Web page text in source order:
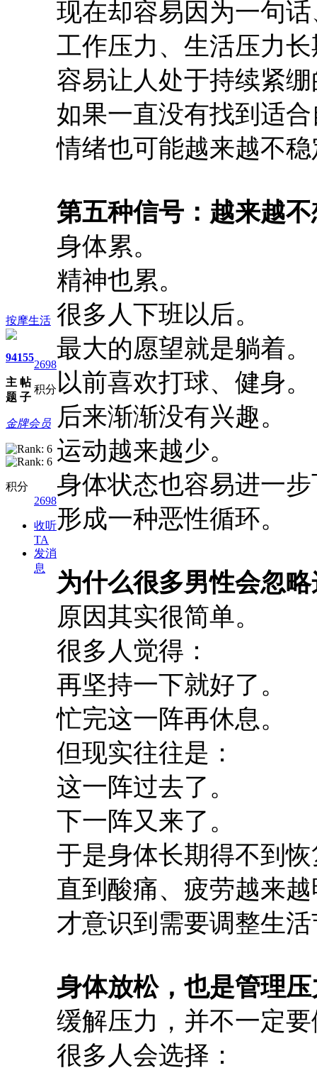
按摩生活
94
主
题
155
帖
子
2698
积分
金牌会员
积分
2698
收听
TA
发消
息
现在却容易因为一句
工作压力、生活压力
容易让人处于持续紧
如果一直没有找到适
情绪也可能越来越不
第五种信号：越来越
身体累。
精神也累。
很多人下班以后。
最大的愿望就是躺着。
以前喜欢打球、健身。
后来渐渐没有兴趣。
运动越来越少。
身体状态也容易进一
形成一种恶性循环。
为什么很多男性会忽
原因其实很简单。
很多人觉得：
再坚持一下就好了。
忙完这一阵再休息。
但现实往往是：
这一阵过去了。
下一阵又来了。
于是身体长期得不到
直到酸痛、疲劳越来
才意识到需要调整生
身体放松，也是管理
缓解压力，并不一定
很多人会选择：